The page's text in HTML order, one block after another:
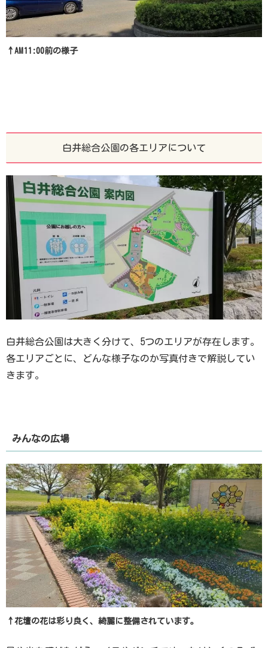
↑AM11:00前の様子
白井総合公園の各エリアについて
白井総合公園は大きく分けて、5つのエリアが存在します。
各エリアごとに、どんな様子なのか写真付きで解説してい
きます。
みんなの広場
↑花壇の花は彩り良く、綺麗に整備されています。